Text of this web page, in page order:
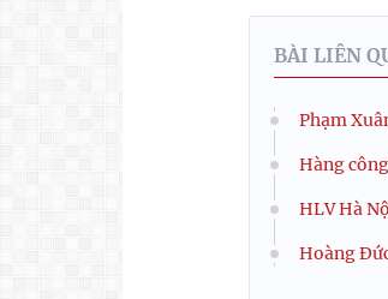
BÀI LIÊN
Phạm
Hàng
HLV Hà
Hoàng